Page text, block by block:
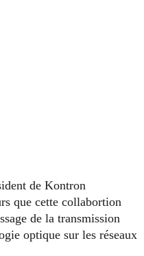
de Kontron
que cette collabortion
de la transmission
optique sur les réseaux